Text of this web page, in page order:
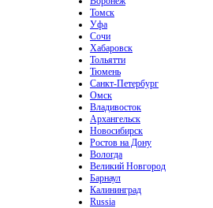
Томск
Уфа
Сочи
Хабаровск
Тольятти
Тюмень
Санкт-Петербург
Омск
Владивосток
Архангельск
Новосибирск
Ростов на Дону
Вологда
Великий Новгород
Барнаул
Калининград
Russia